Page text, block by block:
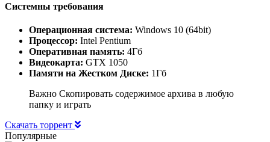
Системны требования
Операционная система: Windows 10 (64bit)
Процессор: Intel Pentium
Оперативная память: 4Гб
Видеокарта: GTX 1050
Памяти на Жестком Диске: 1Гб
Важно Скопировать содержимое архива в любую
папку и играть
Скачать торрент
Популярные